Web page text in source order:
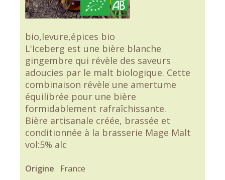
bio,levure,épices bio
L'Iceberg est une bière blanche
gingembre qui révèle des saveurs
adoucies par le malt biologique. Cette
combinaison révèle une amertume
équilibrée pour une bière
formidablement rafraîchissante.
Bière artisanale créée, brassée et
conditionnée à la brasserie Mage Malt
vol:5% alc
Origine France